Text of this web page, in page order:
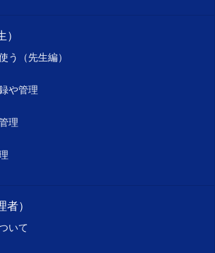
う（先生編）
や管理
理
）
いて